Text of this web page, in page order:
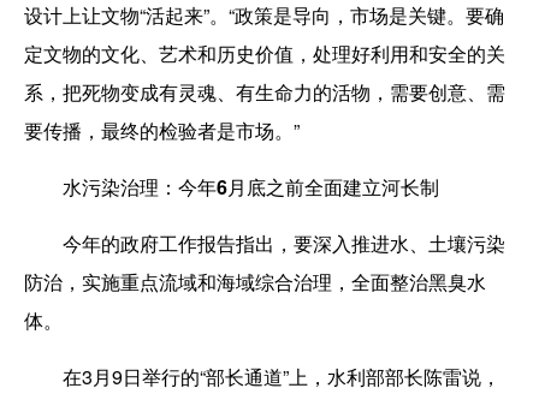
设计上让文物“活起来”。“政策是导向，市场是关键。要确
定文物的文化、艺术和历史价值，处理好利用和安全的关
系，把死物变成有灵魂、有生命力的活物，需要创意、需
要传播，最终的检验者是市场。”
水污染治理：今年6月底之前全面建立河长制
今年的政府工作报告指出，要深入推进水、土壤污染
防治，实施重点流域和海域综合治理，全面整治黑臭水
体。
在3月9日举行的“部长通道”上，水利部部长陈雷说，